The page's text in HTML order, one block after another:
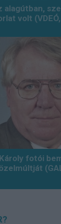
alagútban,
volt
fotói